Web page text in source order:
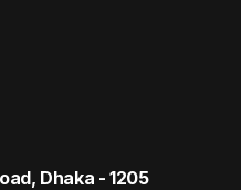
Dhaka - 1205